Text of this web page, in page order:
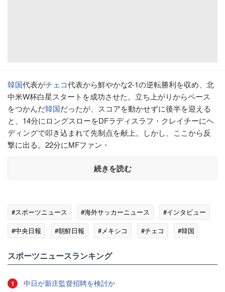
韓国代表がチェコ代表から鮮やかな2-1の逆転勝利を収め、北
中米W杯白星スタートを成功させた。立ち上がりからペース
をつかんだ韓国だったが、スコアを動かせずに後半を迎える
と、14分にロングスローをDFラディスラフ・クレイチーにヘ
ディングで叩き込まれて先制点を献上。しかし、ここから反
撃に出る。22分にMFファン・
続きを読む
#スポーツニュース #海外サッカーニュース
#インタビュー
#中央日報
#朝鮮日報 #メキシコ #チェコ
#韓国
スポーツニュースランキング
1 中日が新庄監督招聘を検討か